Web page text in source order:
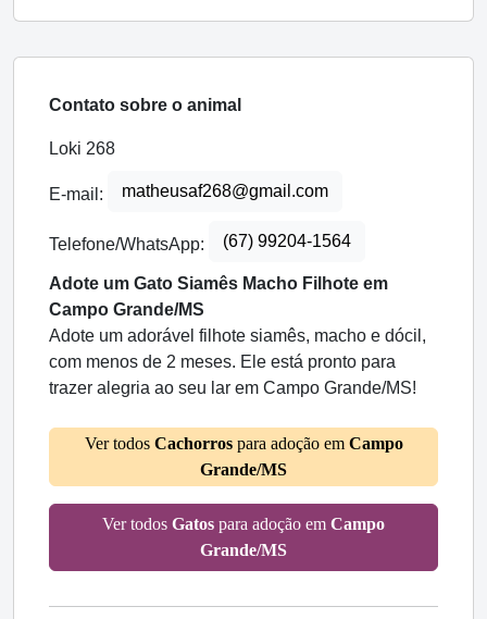
Contato sobre o animal
Loki 268
E-mail: matheusaf268@gmail.com
Telefone/WhatsApp: (67) 99204-1564
Adote um Gato Siamês Macho Filhote em
Campo Grande/MS
Adote um adorável filhote siamês, macho e dócil,
com menos de 2 meses. Ele está pronto para
trazer alegria ao seu lar em Campo Grande/MS!
Ver todos Cachorrospara adoção em Campo
Grande/MS
Ver todos Gatos para adoção em Campo
Grande/MS